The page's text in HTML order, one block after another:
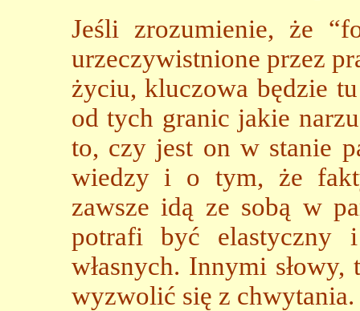
Jeśli zrozumienie, że
urzeczywistnione przez
życiu, kluczowa będzie
od tych granic jakie
to, czy jest on w stanie
wiedzy i o tym, że
zawsze idą ze sobą w
potrafi być elastyczny
własnych. Innymi
wyzwolić się z chwytania.